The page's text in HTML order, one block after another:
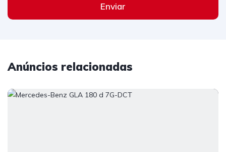
Enviar
Anúncios relacionadas